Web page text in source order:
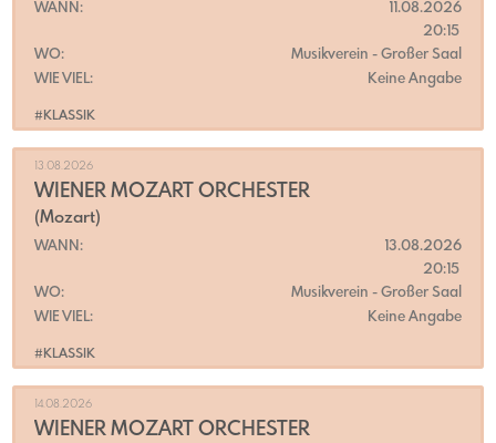
#KLASSIK
WANN:
11.08.2026
20:15
WO:
Musikverein - Großer Saal
WIE VIEL:
Keine Angabe
#KLASSIK
13.08.2026
WIENER MOZART ORCHESTER
(Mozart)
WANN:
13.08.2026
20:15
WO:
Musikverein - Großer Saal
WIE VIEL:
Keine Angabe
14.08.2026
WIENER MOZART ORCHESTER